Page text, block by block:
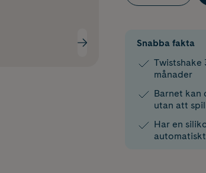
Snabba fakta
Twistshake
månader
Barnet kan
utan att
Har en